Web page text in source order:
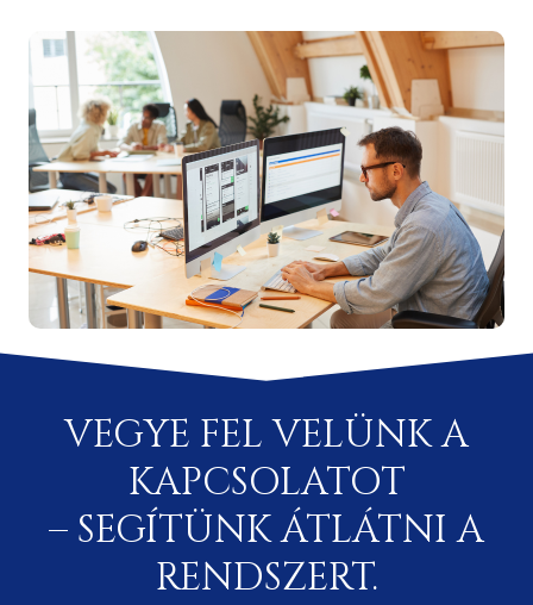
VEGYE FEL VELÜNK A
KAPCSOLATOT
– SEGÍTÜNK ÁTLÁTNI A
RENDSZERT.